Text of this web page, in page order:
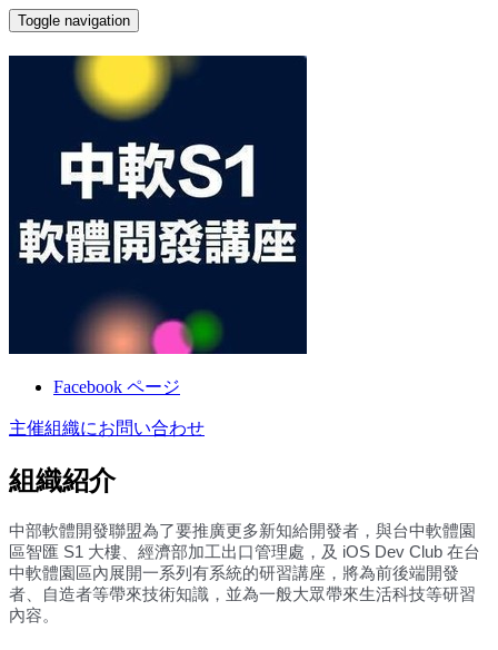
Toggle navigation
Facebook ページ
主催組織にお問い合わせ
組織紹介
中部軟體開發聯盟為了要推廣更多新知給開發者，與台中軟體園
區智匯 S1 大樓、經濟部加工出口管理處，及 iOS Dev Club 在台
中軟體園區內展開一系列有系統的研習講座，將為前後端開發
者、自造者等帶來技術知識，並為一般大眾帶來生活科技等研習
內容。